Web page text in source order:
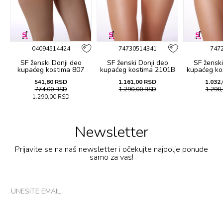
04094514424
SF ženski Donji deo
kupaćeg kostima 807
541,80 RSD
774,00RSD
1.290,00RSD
74730514341
SF ženski Donji deo
kupaćeg kostima 2101B
1.161,00 RSD
1.290,00RSD
SF
kupaćeg
Newsletter
Prijavite se na naš newsletter i očekujte najbolje ponude
samo za vas!